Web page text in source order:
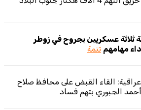
ثلاثة عسكريين بجروح في زوطر
مهامهم تتمة
القاء القبض على محافظ صلاح
أحمد الجبوري بتهم فساد